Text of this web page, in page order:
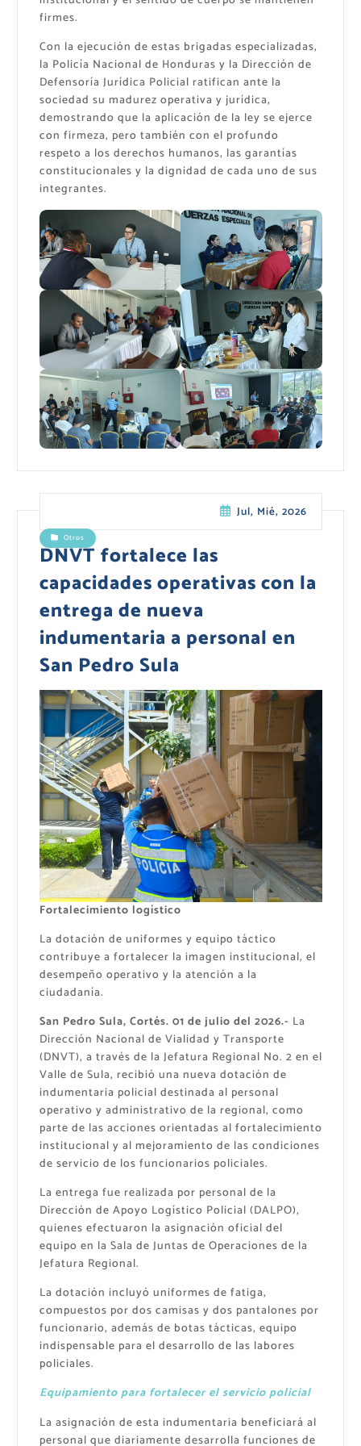
firmes.
Con la ejecución de estas brigadas especializadas,
la Policía Nacional de Honduras y la Dirección de
Defensoría Jurídica Policial ratifican ante la
sociedad su madurez operativa y jurídica,
demostrando que la aplicación de la ley se ejerce
con firmeza, pero también con el profundo
respeto a los derechos humanos, las garantías
constitucionales y la dignidad de cada uno de sus
integrantes.
Jul, Mié, 2026
Otros
DNVT fortalece las
capacidades operativas con la
entrega de nueva
indumentaria a personal en
San Pedro Sula
Fortalecimiento logístico
La dotación de uniformes y equipo táctico
contribuye a fortalecer la imagen institucional, el
desempeño operativo y la atención a la
ciudadanía.
San Pedro Sula, Cortés. 01 de julio del 2026.- La
Dirección Nacional de Vialidad y Transporte
(DNVT), a través de la Jefatura Regional No. 2 en el
Valle de Sula, recibió una nueva dotación de
indumentaria policial destinada al personal
operativo y administrativo de la regional, como
parte de las acciones orientadas al fortalecimiento
institucional y al mejoramiento de las condiciones
de servicio de los funcionarios policiales.
La entrega fue realizada por personal de la
Dirección de Apoyo Logístico Policial (DALPO),
quienes efectuaron la asignación oficial del
equipo en la Sala de Juntas de Operaciones de la
Jefatura Regional.
La dotación incluyó uniformes de fatiga,
compuestos por dos camisas y dos pantalones por
funcionario, además de botas tácticas, equipo
indispensable para el desarrollo de las labores
policiales.
Equipamiento para fortalecer el servicio policial
La asignación de esta indumentaria beneficiará al
personal que diariamente desarrolla funciones de